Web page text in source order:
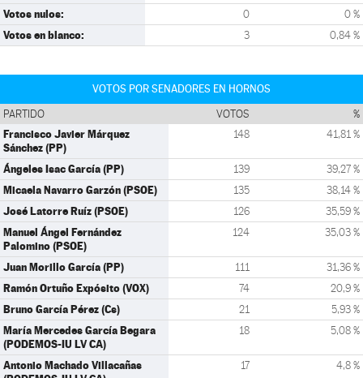
Votos nulos: 0 0 %
Votos en blanco: 3 0,84 %
VOTOS POR SENADORES EN HORNOS
PARTIDO VOTOS %
Francisco Javier Márquez
Sánchez (PP)
148 41,81 %
Ángeles Isac García (PP) 139 39,27 %
Micaela Navarro Garzón (PSOE) 135 38,14 %
José Latorre Ruíz (PSOE) 126 35,59 %
Manuel Ángel Fernández
Palomino (PSOE)
124 35,03 %
Juan Morillo García (PP) 111 31,36 %
Ramón Ortuño Expósito (VOX) 74 20,9 %
Bruno García Pérez (Cs) 21 5,93 %
María Mercedes García Begara
(PODEMOS-IU LV CA)
18 5,08 %
Antonio Machado Villacañas
17 4,8 %